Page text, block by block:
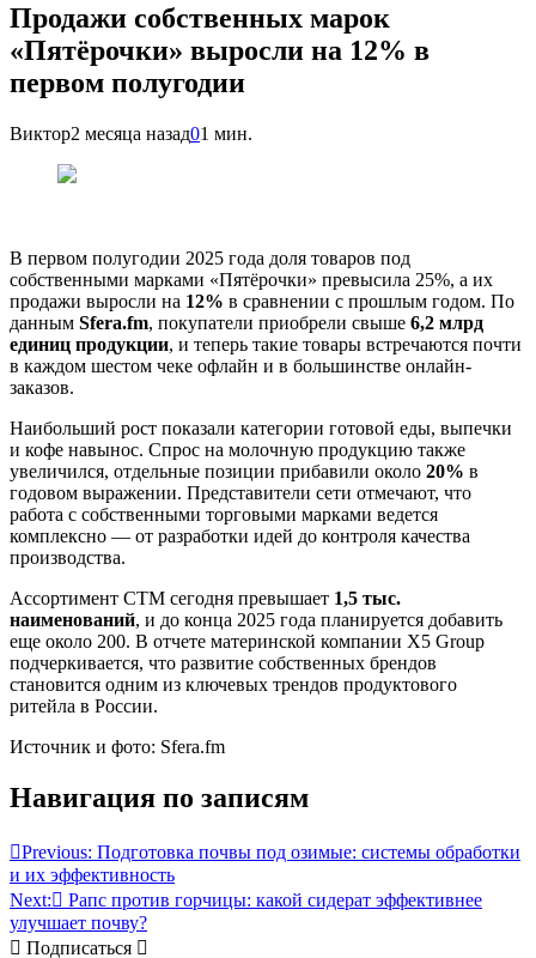
Продажи собственных марок
«Пятёрочки» выросли на 12% в
первом полугодии
Виктор2 месяца назад01 мин.
В первом полугодии 2025 года доля товаров под
собственными марками «Пятёрочки» превысила 25%, а их
продажи выросли на 12% в сравнении с прошлым годом. По
данным Sfera.fm, покупатели приобрели свыше 6,2 млрд
единиц продукции, и теперь такие товары встречаются почти
в каждом шестом чеке офлайн и в большинстве онлайн-
заказов.
Наибольший рост показали категории готовой еды, выпечки
и кофе навынос. Спрос на молочную продукцию также
увеличился, отдельные позиции прибавили около 20% в
годовом выражении. Представители сети отмечают, что
работа с собственными торговыми марками ведется
комплексно — от разработки идей до контроля качества
производства.
Ассортимент СТМ сегодня превышает 1,5 тыс.
наименований, и до конца 2025 года планируется добавить
еще около 200. В отчете материнской компании X5 Group
подчеркивается, что развитие собственных брендов
становится одним из ключевых трендов продуктового
ритейла в России.
Источник и фото: Sfera.fm
Навигация по записям
Previous: Подготовка почвы под озимые: системы обработки
и их эффективность
Next:
Рапс против горчицы: какой сидерат эффективнее
улучшает почву?
Подписаться